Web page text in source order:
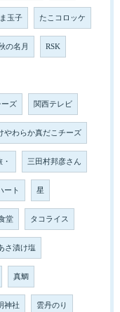
玉子 たこコロッケ
の名月 RSK
ーズ 関西テレビ
やわらか真だこチーズ
三田村邦彦さん
ート 星
堂 タコライス
さ漬け塩
真鯛
神社 雲丹のり